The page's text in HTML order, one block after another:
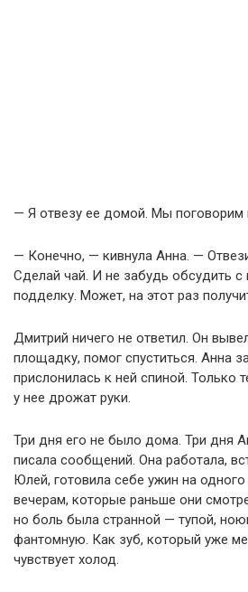
— Я отвезу ее домой. Мы поговорим
— Конечно, — кивнула Анна. —
Сделай чай. И не забудь обсудить
подделку. Может, на этот раз
Дмитрий ничего не ответил. Он
площадку, помог спуститься. Анна
прислонилась к ней спиной. Только
у нее дрожат руки.
Три дня его не было дома. Три дня
писала сообщений. Она работала,
Юлей, готовила себе ужин на
вечерам, которые раньше они
но боль была странной — тупой,
фантомную. Как зуб, который уже
чувствует холод.